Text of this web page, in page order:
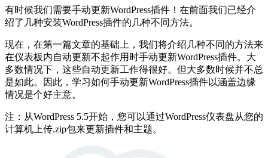
有时候我们需要手动更新WordPress插件！在前面我们已经介
绍了几种安装WordPress插件的几种不同方法。
现在，在第一篇文章的基础上，我们将介绍几种不同的方法来
在仪表板内自动更新不起作用时手动更新WordPress插件。大
多数情况下，这些自动更新工作得很好。但大多数时候并不总
是如此。因此，学习如何手动更新WordPress插件以涵盖边缘
情况是个好主意。
注：从WordPress 5.5开始，您可以通过WordPress仪表盘从您的
计算机上传.zip包来更新插件和主题。